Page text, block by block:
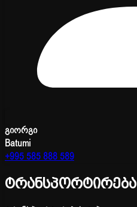
გიორგი
Batumi
+995 585 888 589
ტრანსპორტირება